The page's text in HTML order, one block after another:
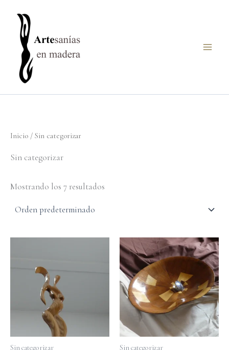
contenido
Inicio / Sin categorizar
Sin categorizar
Mostrando los 7 resultados
Sin categorizar Sin categorizar